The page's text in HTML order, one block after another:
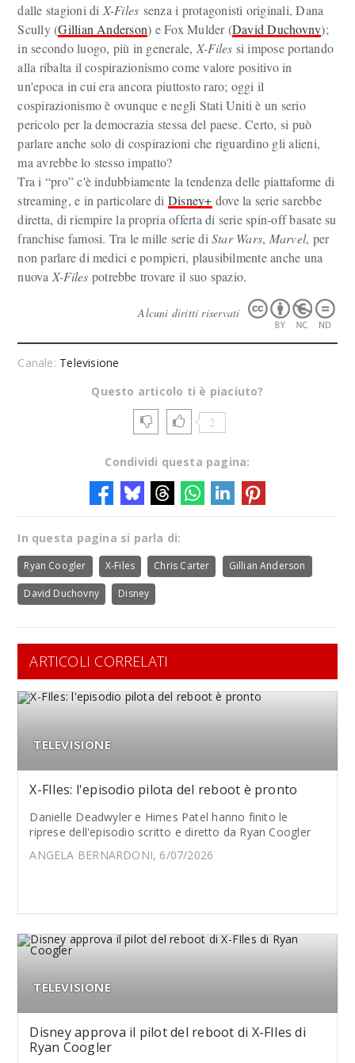
dalle stagioni di X-Files senza i protagonisti originali, Dana
Scully (Gillian Anderson) e Fox Mulder (David Duchovny);
in secondo luogo, più in generale, X-Files si impose portando
alla ribalta il cospirazionismo come valore positivo in
un'epoca in cui era ancora piuttosto raro; oggi il
cospirazionismo è ovunque e negli Stati Uniti è un serio
pericolo per la democrazia stessa del paese. Certo, si può
parlare anche solo di cospirazioni che riguardino gli alieni,
ma avrebbe lo stesso impatto?
Tra i “pro” c'è indubbiamente la tendenza delle piattaforme di
streaming, e in particolare di Disney+ dove la serie sarebbe
diretta, di riempire la propria offerta di serie spin-off basate su
franchise famosi. Tra le mille serie diStar Wars, Marvel, per
non parlare di medici e pompieri, plausibilmente anche una
nuova X-Files potrebbe trovare il suo spazio.
Alcuni diritti riservati
Canale: Televisione
Questo articolo ti è piaciuto?
2
Condividi questa pagina:
In questa pagina si parla di:
Ryan Coogler X-Files Chris Carter Gillian Anderson
David Duchovny Disney
ARTICOLI CORRELATI
TELEVISIONE
X-FIles: l'episodio pilota del reboot è pronto
Danielle Deadwyler e Himes Patel hanno finito le
riprese dell'episodio scritto e diretto da Ryan Coogler
ANGELA BERNARDONI, 6/07/2026
TELEVISIONE
Disney approva il pilot del reboot di X-FIles di
Ryan Coogler